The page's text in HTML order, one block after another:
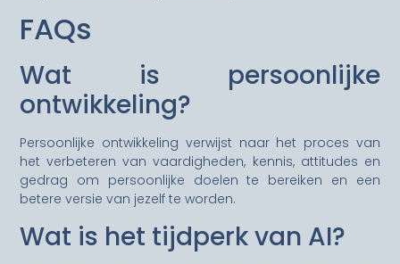
FAQs
Wat is persoonlijke
ontwikkeling?
Persoonlijke ontwikkeling verwijst naar het proces van
het verbeteren van vaardigheden, kennis, attitudes en
gedrag om persoonlijke doelen te bereiken en een
betere versie van jezelf te worden.
Wat is het tijdperk van AI?